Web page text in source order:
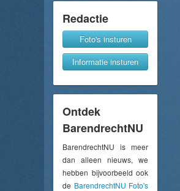
Redactie
Foto's insturen
Informatie insturen
Ontdek
BarendrechtNU
BarendrechtNU is meer
dan alleen nieuws, we
hebben bijvoorbeeld ook
de BarendrechtNU Foto's